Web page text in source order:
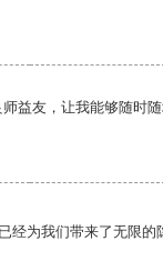
益友，让我能够随时
经为我们带来了无限的